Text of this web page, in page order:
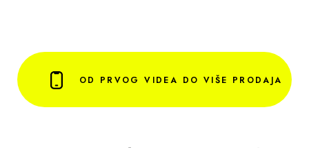
OD PRVOG VIDEA DO VIŠE PRODAJA